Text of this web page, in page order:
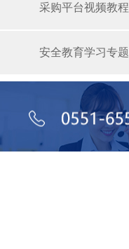
采购平台视频教程
安全教育学习专题